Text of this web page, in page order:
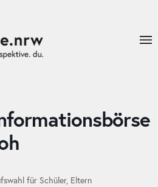
für Schü­ler, El­tern